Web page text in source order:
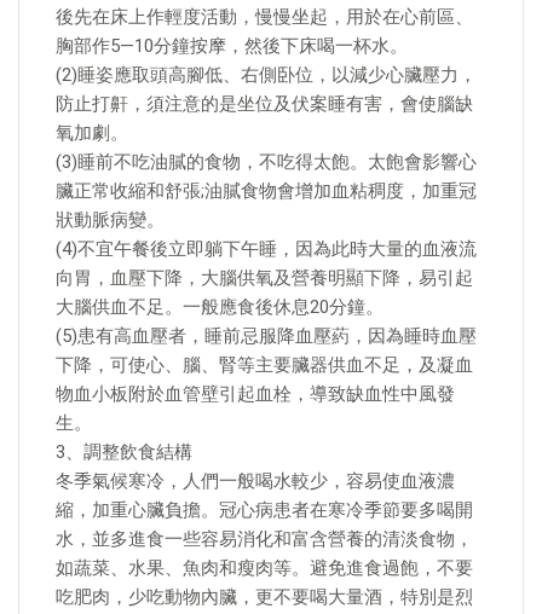
後先在床上作輕度活動，慢慢坐起，用於在心前區、
胸部作5—10分鐘按摩，然後下床喝一杯水。
(2)睡姿應取頭高腳低、右側卧位，以減少心臟壓力，
防止打鼾，須注意的是坐位及伏案睡有害，會使腦缺
氧加劇。
(3)睡前不吃油膩的食物，不吃得太飽。太飽會影響心
臟正常收縮和舒張;油膩食物會增加血粘稠度，加重冠
狀動脈病變。
(4)不宜午餐後立即躺下午睡，因為此時大量的血液流
向胃，血壓下降，大腦供氧及營養明顯下降，易引起
大腦供血不足。一般應食後休息20分鐘。
(5)患有高血壓者，睡前忌服降血壓葯，因為睡時血壓
下降，可使心、腦、腎等主要臟器供血不足，及凝血
物血小板附於血管壁引起血栓，導致缺血性中風發
生。
3、調整飲食結構
冬季氣候寒冷，人們一般喝水較少，容易使血液濃
縮，加重心臟負擔。冠心病患者在寒冷季節要多喝開
水，並多進食一些容易消化和富含營養的清淡食物，
如蔬菜、水果、魚肉和瘦肉等。避免進食過飽，不要
吃肥肉，少吃動物內臟，更不要喝大量酒，特別是烈